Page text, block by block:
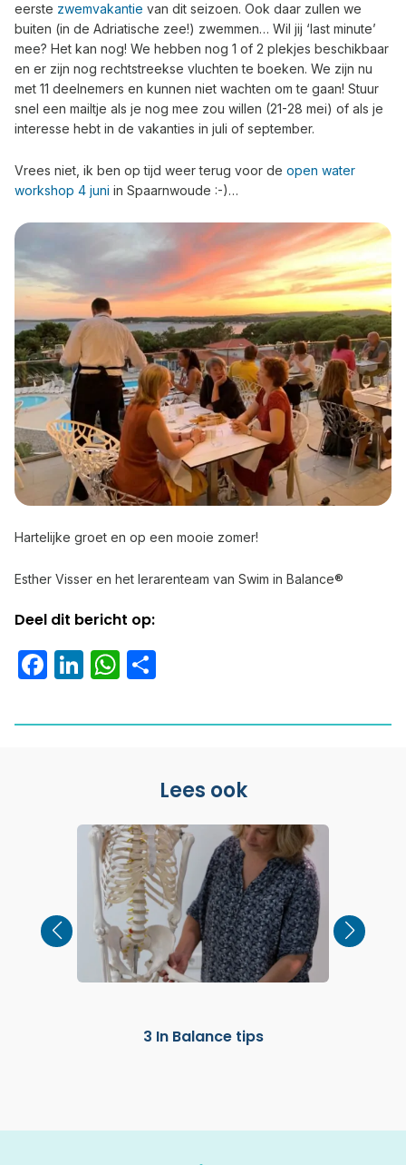
eerste zwemvakantie van dit seizoen. Ook daar zullen we
buiten (in de Adriatische zee!) zwemmen… Wil jij ‘last minute’
mee? Het kan nog! We hebben nog 1 of 2 plekjes beschikbaar
en er zijn nog rechtstreekse vluchten te boeken. We zijn nu
met 11 deelnemers en kunnen niet wachten om te gaan! Stuur
snel een mailtje als je nog mee zou willen (21-28 mei) of als je
interesse hebt in de vakanties in juli of september.
Vrees niet, ik ben op tijd weer terug voor de open water
workshop 4 juni in Spaarnwoude :-)…
Hartelijke groet en op een mooie zomer!
Esther Visser en het lerarenteam van Swim in Balance®
Deel dit bericht op:
Facebook
LinkedIn
WhatsApp
Lees ook
3 In Balance tips